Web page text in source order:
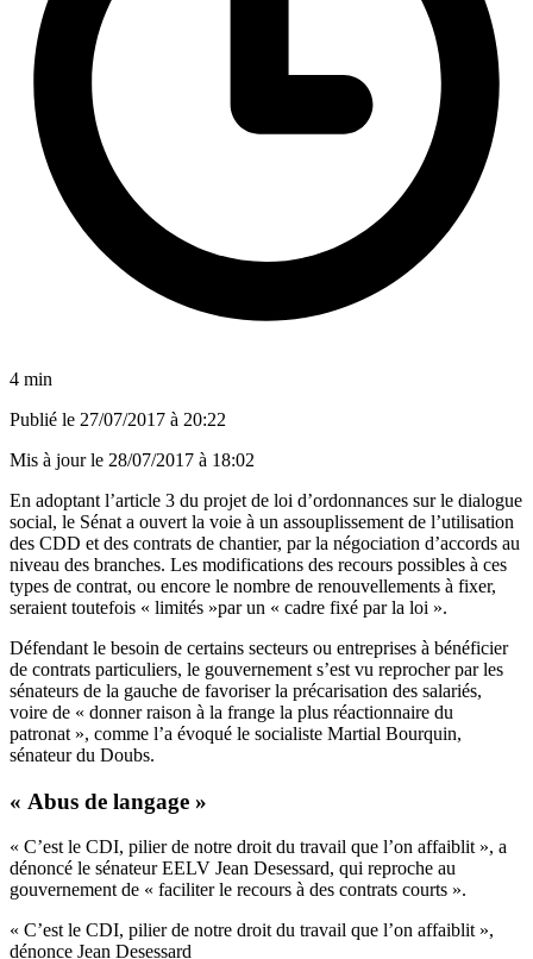
4 min
Publié le 27/07/2017 à 20:22
Mis à jour le 28/07/2017 à 18:02
En adoptant l’article 3 du projet de loi d’ordonnances sur le dialogue
social, le Sénat a ouvert la voie à un assouplissement de l’utilisation
des CDD et des contrats de chantier, par la négociation d’accords au
niveau des branches. Les modifications des recours possibles à ces
types de contrat, ou encore le nombre de renouvellements à fixer,
seraient toutefois « limités »par un « cadre fixé par la loi ».
Défendant le besoin de certains secteurs ou entreprises à bénéficier
de contrats particuliers, le gouvernement s’est vu reprocher par les
sénateurs de la gauche de favoriser la précarisation des salariés,
voire de « donner raison à la frange la plus réactionnaire du
patronat », comme l’a évoqué le socialiste Martial Bourquin,
sénateur du Doubs.
« Abus de langage »
« C’est le CDI, pilier de notre droit du travail que l’on affaiblit », a
dénoncé le sénateur EELV Jean Desessard, qui reproche au
gouvernement de « faciliter le recours à des contrats courts ».
« C’est le CDI, pilier de notre droit du travail que l’on affaiblit »,
dénonce Jean Desessard